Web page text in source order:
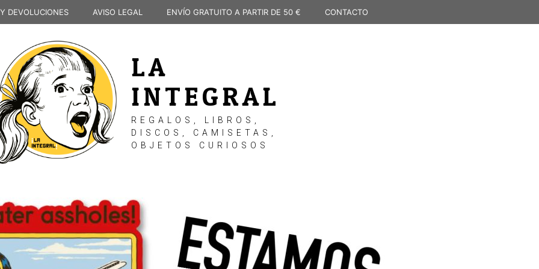
DEVOLUCIONES AVISO LEGAL ENVÍO GRATUITO A PARTIR DE 50 € CONTACTO
LA
INTEGRAL
REGALOS, LIBROS,
DISCOS, CAMISETAS,
OBJETOS CURIOSOS